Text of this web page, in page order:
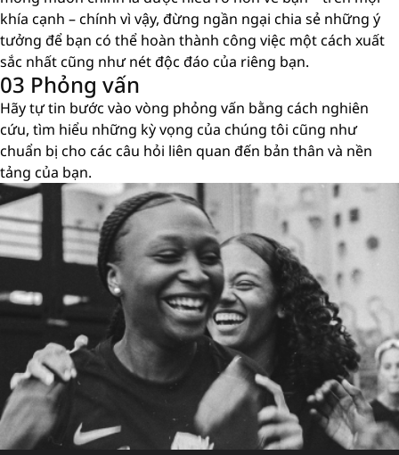
khía cạnh – chính vì vậy, đừng ngần ngại chia sẻ những ý
tưởng để bạn có thể hoàn thành công việc một cách xuất
sắc nhất cũng như nét độc đáo của riêng bạn.
03 Phỏng vấn
Hãy tự tin bước vào vòng phỏng vấn bằng cách nghiên
cứu, tìm hiểu những kỳ vọng của chúng tôi cũng như
chuẩn bị cho các câu hỏi liên quan đến bản thân và nền
tảng của bạn.